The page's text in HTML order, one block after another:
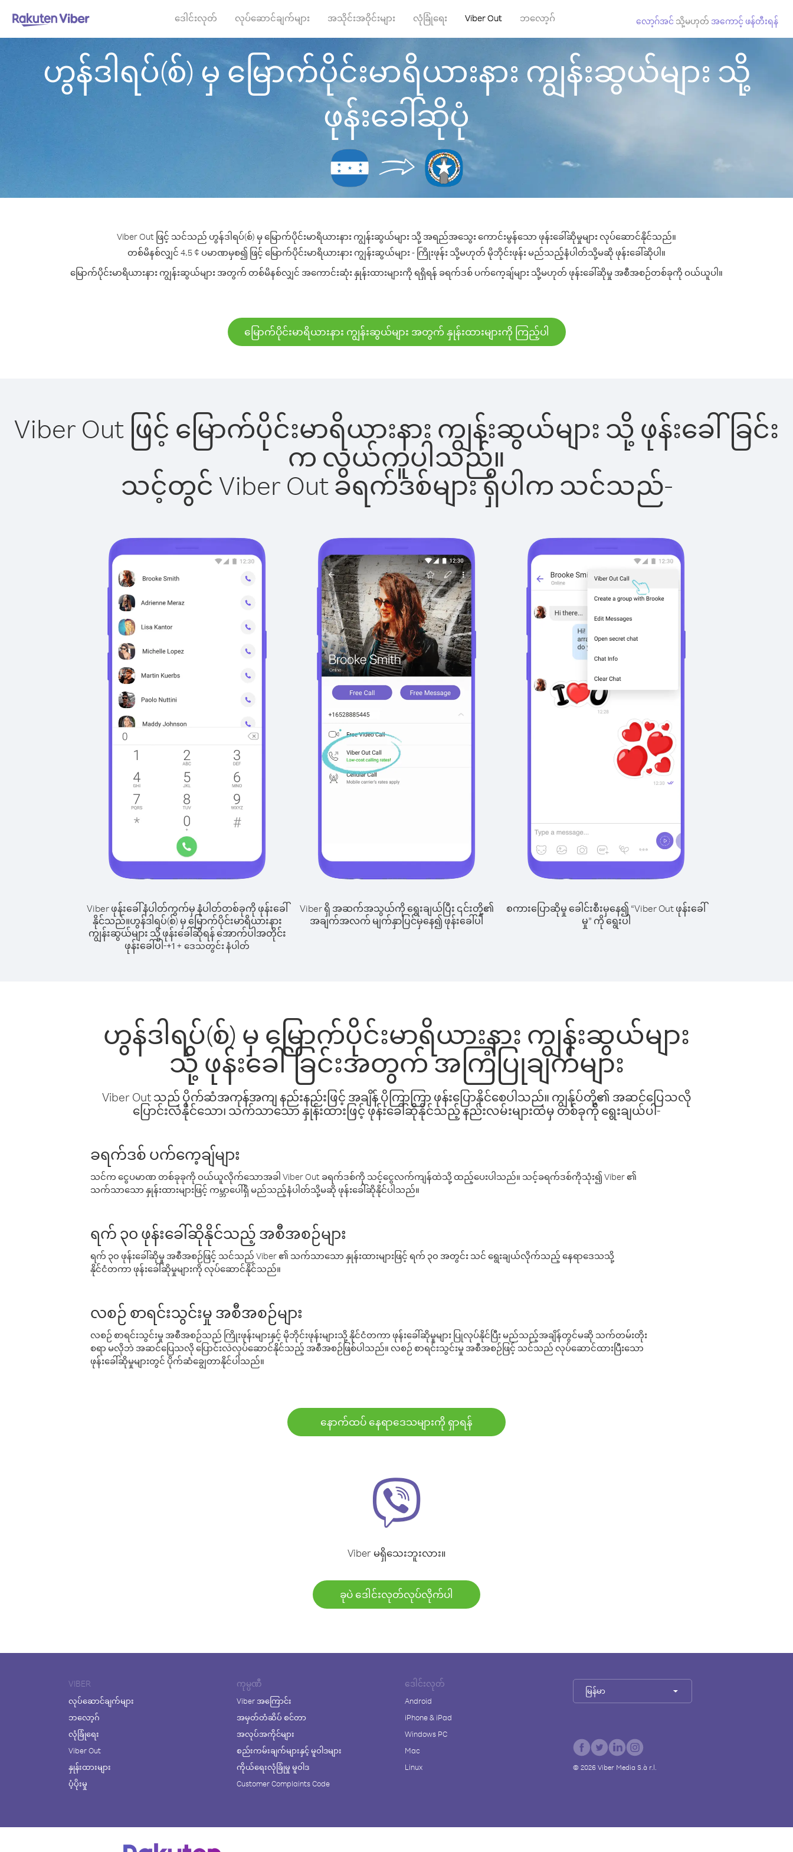
ဒေါင်းလုတ် လုပ်ဆောင်ချက်များ အသိုင်းအဝိုင်းများ လုံခြုံရေး Viber Out ဘလော့ဂ် လော့ဂ်အင် သို့မဟုတ် အကောင့် ဖန်တီးရန်
ဟွန်ဒါရပ်(စ်) မှ မြောက်ပိုင်းမာရိယားနား ကျွန်းဆွယ်များ သို့
ဖုန်းခေါ်ဆိုပုံ
Viber Out ဖြင့် သင်သည် ဟွန်ဒါရပ်(စ်) မှ မြောက်ပိုင်းမာရိယားနား ကျွန်းဆွယ်များ သို့ အရည်အသွေး ကောင်းမွန်သော ဖုန်းခေါ်ဆိုမှုများ လုပ်ဆောင်နိုင်သည်။
တစ်မိနစ်လျှင် 4.5 ¢ ပမာဏမှစ၍ ဖြင့် မြောက်ပိုင်းမာရိယားနား ကျွန်းဆွယ်များ - ကြိုးဖုန်း သို့မဟုတ် မိုဘိုင်းဖုန်း မည်သည့်နံပါတ်သို့မဆို ဖုန်းခေါ်ဆိုပါ။
မြောက်ပိုင်းမာရိယားနား ကျွန်းဆွယ်များ အတွက် တစ်မိနစ်လျှင် အကောင်းဆုံး နှုန်းထားများကို ရရှိရန် ခရက်ဒစ် ပက်ကေ့ချ်များ သို့မဟုတ် ဖုန်းခေါ်ဆိုမှု အစီအစဉ်တစ်ခုကို ဝယ်ယူပါ။
မြောက်ပိုင်းမာရိယားနား ကျွန်းဆွယ်များ အတွက် နှုန်းထားများကို ကြည့်ပါ
Viber Out ဖြင့် မြောက်ပိုင်းမာရိယားနား ကျွန်းဆွယ်များ သို့ ဖုန်းခေါ်ခြင်း
က လွယ်ကူပါသည်။
သင့်တွင် Viber Out ခရက်ဒစ်များ ရှိပါက သင်သည်-
Viber ဖုန်းခေါ်နံပါတ်ကွက်မှ နံပါတ်တစ်ခုကို ဖုန်းခေါ်
နိုင်သည်။ဟွန်ဒါရပ်(စ်) မှ မြောက်ပိုင်းမာရိယားနား
ကျွန်းဆွယ်များ သို့ ဖုန်းခေါ်ဆိုရန် အောက်ပါအတိုင်း
ဖုန်းခေါ်ပါ-+1 + ဒေသတွင်း နံပါတ်
Viber ရှိ အဆက်အသွယ်ကို ရွေးချယ်ပြီး ၎င်းတို့၏
အချက်အလက် မျက်နှာပြင်မှနေ၍ ဖုန်းခေါ်ပါ
စကားပြောဆိုမှု ခေါင်းစီးမှနေ၍ “Viber Out ဖုန်းခေါ်
မှု” ကို ရွေးပါ
ဟွန်ဒါရပ်(စ်) မှ မြောက်ပိုင်းမာရိယားနား ကျွန်းဆွယ်များ
သို့ ဖုန်းခေါ်ခြင်းအတွက် အကြံပြုချက်များ
Viber Out သည် ပိုက်ဆံအကုန်အကျ နည်းနည်းဖြင့် အချိန် ပိုကြာကြာ ဖုန်းပြောနိုင်စေပါသည်။ ကျွန်ုပ်တို့၏ အဆင်ပြေသလို
ပြောင်းလဲနိုင်သော၊ သက်သာသော နှုန်းထားဖြင့် ဖုန်းခေါ်ဆိုနိုင်သည့် နည်းလမ်းများထဲမှ တစ်ခုကို ရွေးချယ်ပါ-
ခရက်ဒစ် ပက်ကေ့ချ်များ
သင်က ငွေပမာဏ တစ်ခုခုကို ဝယ်ယူလိုက်သောအခါ Viber Out ခရက်ဒစ်ကို သင့်ငွေလက်ကျန်ထဲသို့ ထည့်ပေးပါသည်။ သင့်ခရက်ဒစ်ကိုသုံး၍ Viber ၏
သက်သာသော နှုန်းထားများဖြင့် ကမ္ဘာပေါ်ရှိ မည်သည့်နံပါတ်သို့မဆို ဖုန်းခေါ်ဆိုနိုင်ပါသည်။
ရက် ၃၀ ဖုန်းခေါ်ဆိုနိုင်သည့် အစီအစဉ်များ
ရက် ၃၀ ဖုန်းခေါ်ဆိုမှု အစီအစဉ်ဖြင့် သင်သည် Viber ၏ သက်သာသော နှုန်းထားများဖြင့် ရက် ၃၀ အတွင်း သင် ရွေးချယ်လိုက်သည့် နေရာဒေသသို့
နိုင်ငံတကာ ဖုန်းခေါ်ဆိုမှုများကို လုပ်ဆောင်နိုင်သည်။
လစဉ် စာရင်းသွင်းမှု အစီအစဉ်များ
လစဉ် စာရင်းသွင်းမှု အစီအစဉ်သည် ကြိုးဖုန်းများနှင့် မိုဘိုင်းဖုန်းများသို့ နိုင်ငံတကာ ဖုန်းခေါ်ဆိုမှုများ ပြုလုပ်နိုင်ပြီး မည်သည့်အချိန်တွင်မဆို သက်တမ်းတိုး
စရာ မလိုဘဲ အဆင်ပြေသလို ပြောင်းလဲလုပ်ဆောင်နိုင်သည့် အစီအစဉ်ဖြစ်ပါသည်။ လစဉ် စာရင်းသွင်းမှု အစီအစဉ်ဖြင့် သင်သည် လုပ်ဆောင်ထားပြီးသော
ဖုန်းခေါ်ဆိုမှုများတွင် ပိုက်ဆံချွေတာနိုင်ပါသည်။
နောက်ထပ် နေရာဒေသများကို ရှာရန်
Viber မရှိသေးဘူးလား။
ခုပဲ ဒေါင်းလုတ်လုပ်လိုက်ပါ
VIBER
လုပ်ဆောင်ချက်များ
ဘလော့ဂ်
လုံခြုံရေး
Viber Out
နှုန်းထားများ
ပံ့ပိုးမှု
ကုမ္ပဏီ
Viber အကြောင်း
အမှတ်တံဆိပ် စင်တာ
အလုပ်အကိုင်များ
စည်းကမ်းချက်များနှင့် မူဝါဒများ
ကိုယ်ရေးလုံခြုံမှု မူဝါဒ
Customer Complaints Code
ဒေါင်းလုတ်
Android
iPhone & iPad
Windows PC
Mac
Linux
မြန်မာ
© 2026 Viber Media S.à r.l.